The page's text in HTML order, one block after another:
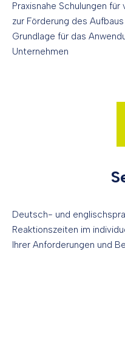
Praxisnahe Schulungen
zur Förderung des
Grundlage für das
Unternehmen
Deutsch- und
Reaktionszeiten im
Ihrer Anforderungen und